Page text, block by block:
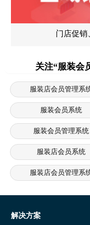
门店促销
关注“服装会
服装店会员管理系
服装会员系统
服装会员管理系统
服装店会员系统
服装店会员管理系
服装连锁店会员管理
解决方案